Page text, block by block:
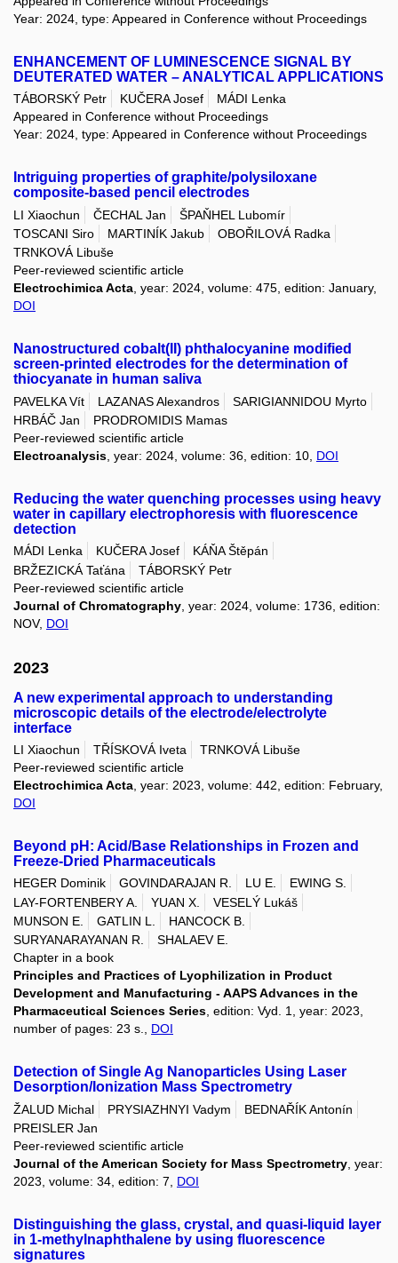
Year: 2024, type: Appeared in Conference without Proceedings
ENHANCEMENT OF LUMINESCENCE SIGNAL BY
DEUTERATED WATER – ANALYTICAL APPLICATIONS
TÁBORSKÝ Petr KUČERA Josef
MÁDI Lenka
Appeared in Conference without Proceedings
Year: 2024, type: Appeared in Conference without Proceedings
Intriguing properties of graphite/polysiloxane
composite-based pencil electrodes
LI Xiaochun ČECHAL Jan
ŠPAŇHEL Lubomír
TOSCANI Siro
MARTINÍK Jakub
OBOŘILOVÁ Radka
TRNKOVÁ Libuše
Peer-reviewed scientific article
Electrochimica Acta, year: 2024, volume: 475, edition: January,
DOI
Nanostructured cobalt(II) phthalocyanine modified
screen-printed electrodes for the determination of
thiocyanate in human saliva
PAVELKA Vít LAZANAS Alexandros
SARIGIANNIDOU Myrto
HRBÁČ Jan
PRODROMIDIS Mamas
Peer-reviewed scientific article
Electroanalysis , year: 2024, volume: 36, edition: 10, DOI
Reducing the water quenching processes using heavy
water in capillary electrophoresis with fluorescence
detection
MÁDI Lenka KUČERA Josef
KÁŇA Štěpán
BRŽEZICKÁ Taťána
TÁBORSKÝ Petr
Peer-reviewed scientific article
Journal of Chromatography , year: 2024, volume: 1736, edition:
NOV, DOI
2023
A new experimental approach to understanding
microscopic details of the electrode/electrolyte
interface
LI Xiaochun TŘÍSKOVÁ Iveta
TRNKOVÁ Libuše
Peer-reviewed scientific article
Electrochimica Acta , year: 2023, volume: 442, edition: February,
DOI
Beyond pH: Acid/Base Relationships in Frozen and
Freeze-Dried Pharmaceuticals
HEGER Dominik GOVINDARAJAN R. LU E.
EWING S.
LAY-FORTENBERY A.
YUAN X.
VESELÝ Lukáš
MUNSON E.
GATLIN L.
HANCOCK B.
SURYANARAYANAN R.
SHALAEV E.
Chapter in a book
Principles and Practices of Lyophilization in Product
Development and Manufacturing - AAPS Advances in the
Pharmaceutical Sciences Series, edition: Vyd. 1, year: 2023,
number of pages: 23 s., DOI
Detection of Single Ag Nanoparticles Using Laser
Desorption/Ionization Mass Spectrometry
ŽALUD Michal PRYSIAZHNYI Vadym
BEDNAŘÍK Antonín
PREISLER Jan
Peer-reviewed scientific article
Journal of the American Society for Mass Spectrometry , year:
2023, volume: 34, edition: 7, DOI
Distinguishing the glass, crystal, and quasi-liquid layer
in 1-methylnaphthalene by using fluorescence
signatures